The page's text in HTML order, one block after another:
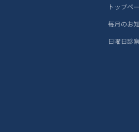
トップペ
毎月のお
日曜日診